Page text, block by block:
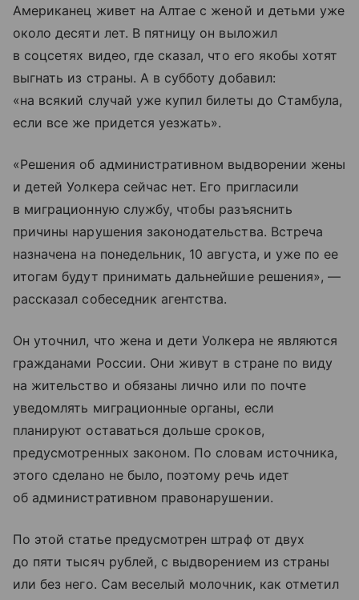
Американец живет на Алтае с женой и детьми уже
около десяти лет. В пятницу он выложил
в соцсетях видео, где сказал, что его якобы хотят
выгнать из страны. А в субботу добавил:
«на всякий случай уже купил билеты до Стамбула,
если все же придется уезжать».
«Решения об административном выдворении жены
и детей Уолкера сейчас нет. Его пригласили
в миграционную службу, чтобы разъяснить
причины нарушения законодательства. Встреча
назначена на понедельник, 10 августа, и уже по ее
итогам будут принимать дальнейшие решения», —
рассказал собеседник агентства.
Он уточнил, что жена и дети Уолкера не являются
гражданами России. Они живут в стране по виду
на жительство и обязаны лично или по почте
уведомлять миграционные органы, если
планируют оставаться дольше сроков,
предусмотренных законом. По словам источника,
этого сделано не было, поэтому речь идет
об административном правонарушении.
По этой статье предусмотрен штраф от двух
до пяти тысяч рублей, с выдворением из страны
или без него. Сам веселый молочник, как отметил